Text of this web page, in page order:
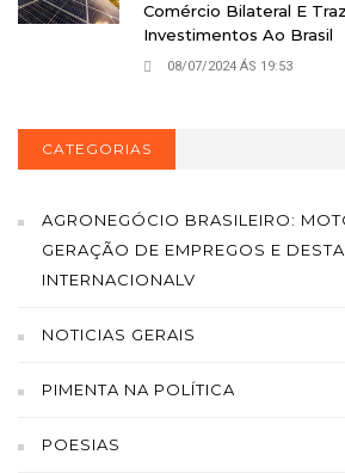
Comércio Bilateral E
Investimentos Ao Brasil
08/07/2024 ÁS 19:53
CATEGORIAS
AGRONEGÓCIO BRASILEIRO:
GERAÇÃO DE EMPREGOS E
INTERNACIONALV
NOTICIAS GERAIS
PIMENTA NA POLÍTICA
POESIAS